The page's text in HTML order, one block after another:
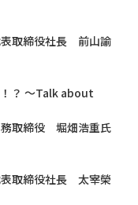
取締役社長 前山諭
？ ～Talk about
取締役 堀畑浩重氏
取締役社長 太宰榮